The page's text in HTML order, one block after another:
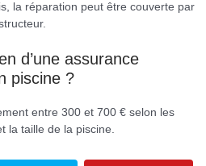
la réparation peut être couverte par
d’une assurance
piscine ?
entre 300 et 700 € selon les
la taille de la piscine.